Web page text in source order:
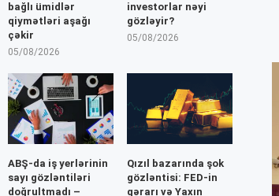
bağlı ümidlər
qiymətləri aşağı
çəkir
05/08/2026
investorlar nəyi
gözləyir?
05/08/2026
ABŞ-da iş yerlərinin
sayı gözləntiləri
doğrultmadı –
Qızıl bazarında şok
gözləntisi: FED-in
qərarı və Yaxın